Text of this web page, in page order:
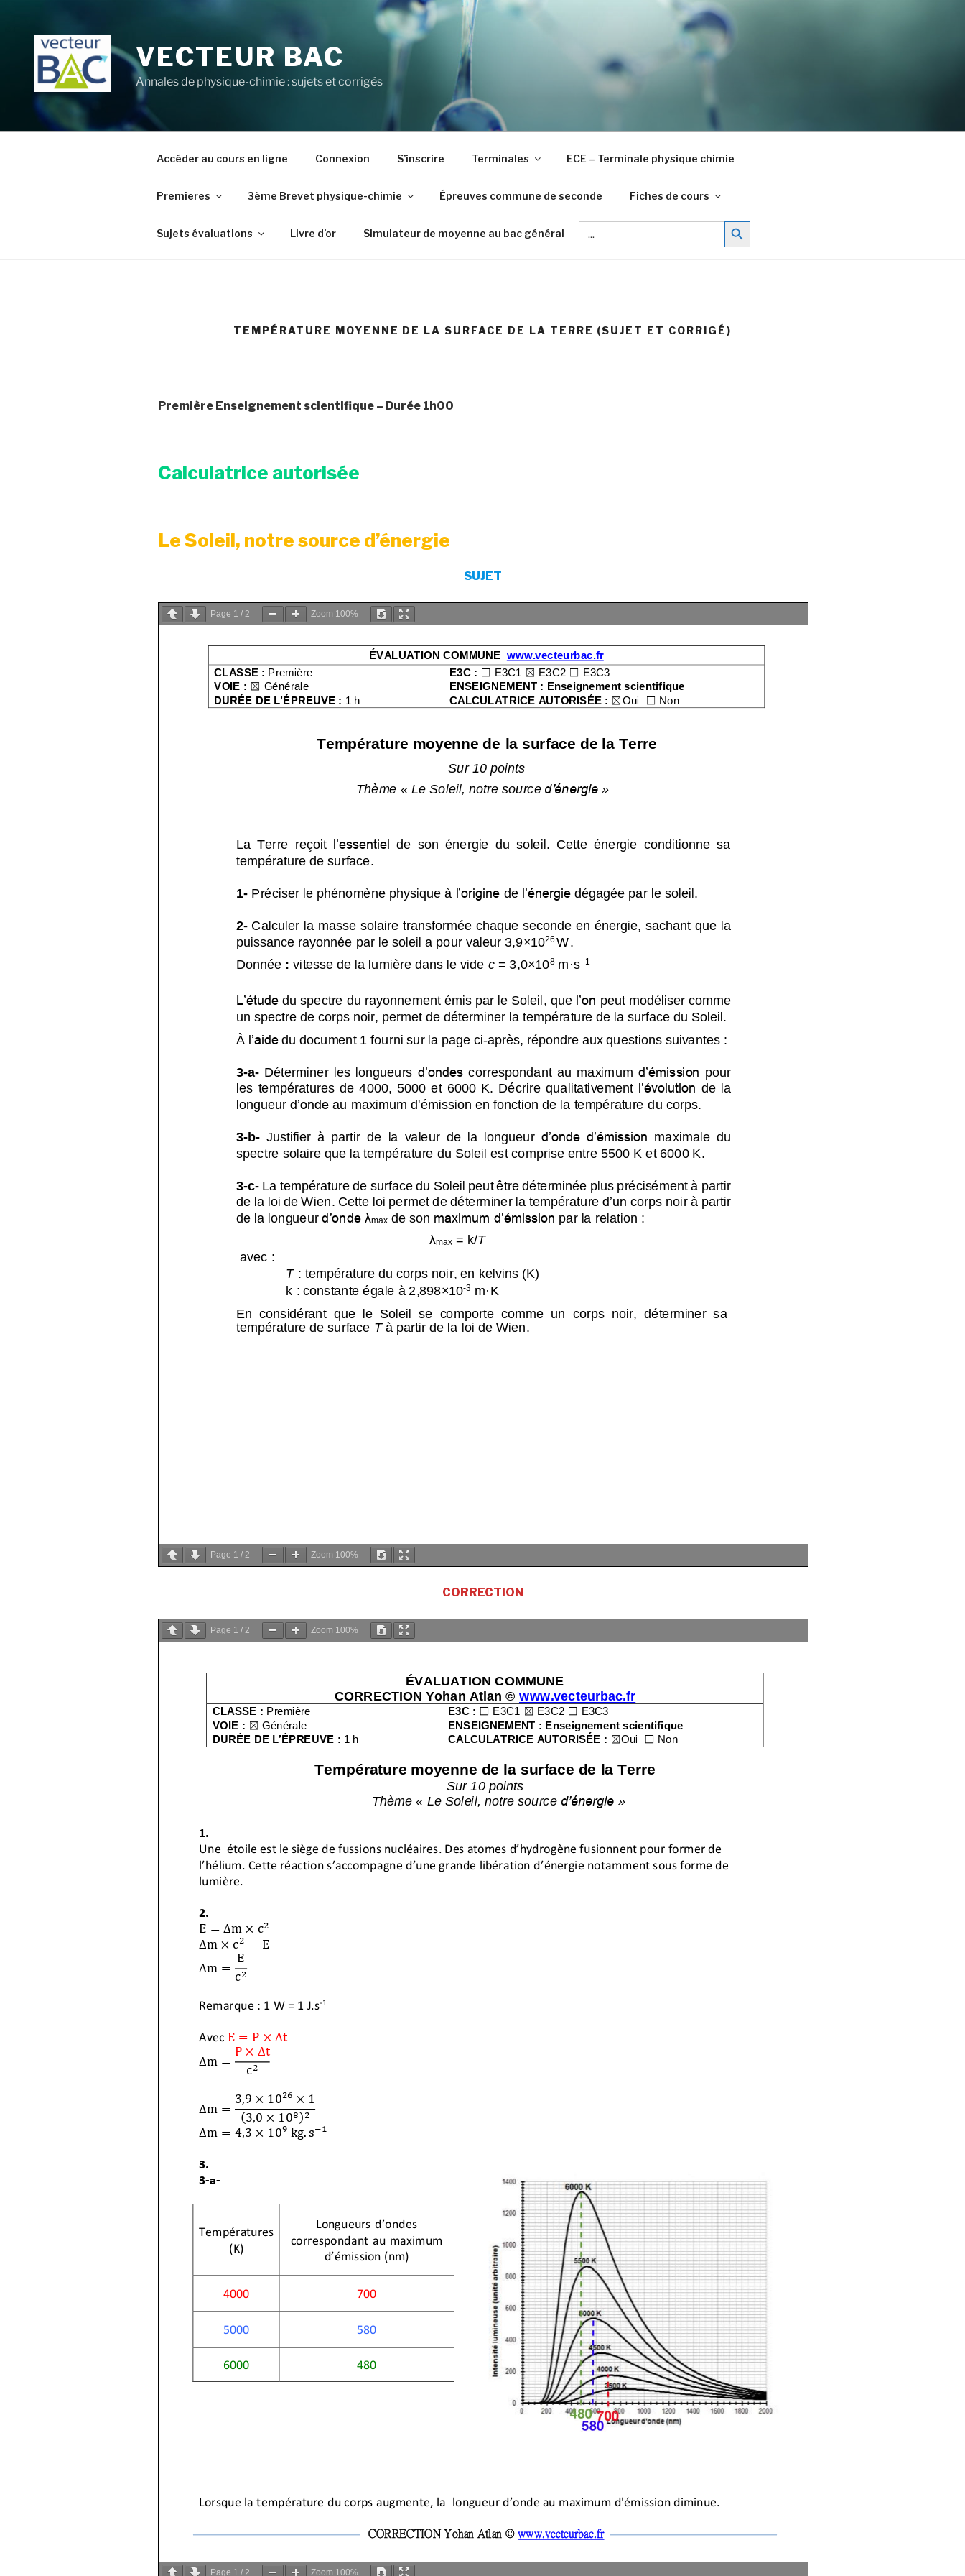
contenu
principal
VECTEUR BAC
Annales de physique-chimie : sujets et corrigés
Accéder au cours en ligne Connexion S’inscrire Terminales ECE – Terminale physique chimie
Premieres 3ème Brevet physique-chimie Épreuves commune de seconde Fiches de cours
Sujets évaluations Livre d’or Simulateur de moyenne au bac général
Search
for:
Search Button
TEMPÉRATURE MOYENNE DE LA SURFACE DE LA TERRE (SUJET ET CORRIGÉ)
Première Enseignement scientifique – Durée 1h00
Calculatrice autorisée
Le Soleil, notre source d’énergie
SUJET
Page 1 / 2 Zoom 100%
Page 1 / 2 Zoom 100%
CORRECTION
Page 1 / 2 Zoom 100%
Page 1 / 2 Zoom 100%